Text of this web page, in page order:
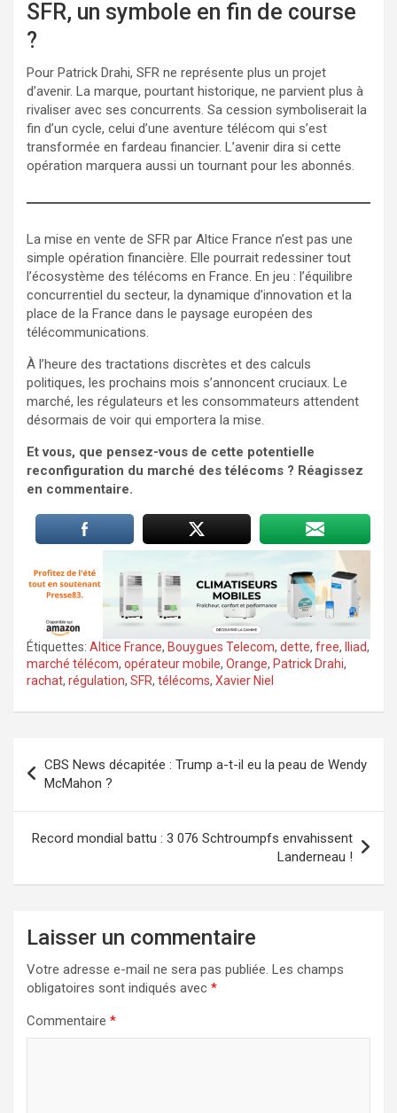
SFR, un symbole en fin de course
?
Pour Patrick Drahi, SFR ne représente plus un projet
d’avenir. La marque, pourtant historique, ne parvient plus à
rivaliser avec ses concurrents. Sa cession symboliserait la
fin d’un cycle, celui d’une aventure télécom qui s’est
transformée en fardeau financier. L’avenir dira si cette
opération marquera aussi un tournant pour les abonnés.
La mise en vente de SFR par Altice France n’est pas une
simple opération financière. Elle pourrait redessiner tout
l’écosystème des télécoms en France. En jeu : l’équilibre
concurrentiel du secteur, la dynamique d’innovation et la
place de la France dans le paysage européen des
télécommunications.
À l’heure des tractations discrètes et des calculs
politiques, les prochains mois s’annoncent cruciaux. Le
marché, les régulateurs et les consommateurs attendent
désormais de voir qui emportera la mise.
Et vous, que pensez-vous de cette potentielle
reconfiguration du marché des télécoms ? Réagissez
en commentaire.
Étiquettes: Altice France, Bouygues Telecom, dette, free, Iliad,
marché télécom, opérateur mobile, Orange, Patrick Drahi,
rachat, régulation, SFR, télécoms, Xavier Niel
de
l’article
CBS News décapitée : Trump a-t-il eu la peau de Wendy
McMahon ?
Record mondial battu : 3 076 Schtroumpfs envahissent
Landerneau !
Laisser un commentaire
Votre adresse e-mail ne sera pas publiée. Les champs
obligatoires sont indiqués avec *
Commentaire *